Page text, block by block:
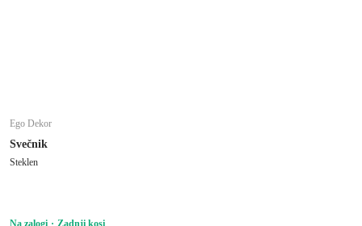
Ego Dekor
Svečnik
Steklen
Na zalogi Zadnji kosi